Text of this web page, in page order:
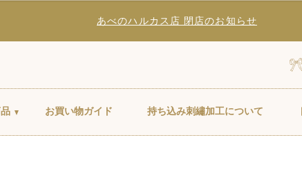
あべのハルカス店 閉店のお知らせ
お買い物ガイド 持ち込み刺繡加工について